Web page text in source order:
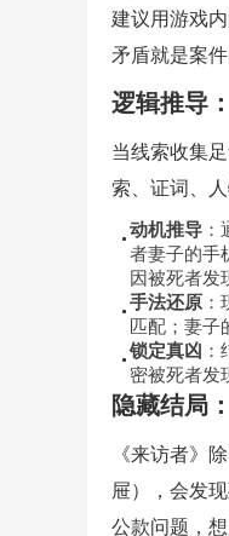
建议用游戏
矛盾就是案
逻辑推导
当线索收集
索、证词、
动机推导
者妻子的手
因被死者发
手法还原
匹配；妻子
锁定真凶
密被死者发
隐藏结局
《来访者》
屉），会发
公款问题，